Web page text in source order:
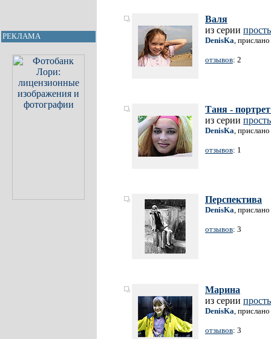
РЕКЛАМА
Валя
из серии
DenisKa,
отзывов: 2
Таня -
из серии
DenisKa,
отзывов: 1
Перспектива
DenisKa,
отзывов: 3
Марина
из серии
DenisKa,
отзывов: 3